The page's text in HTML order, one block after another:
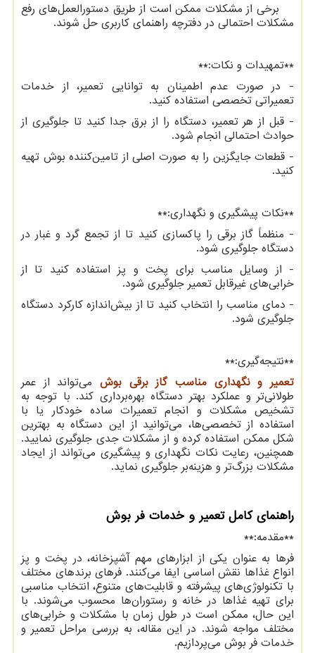
برخی از مشکلات ممکن است از طریق دستورالعمل‌های رفع
مشکلات احتمالی در دفترچه راهنمای کاربری حل شوند.
**تمهیدات و نکات:**
- در صورت عدم اطمینان به توانایی تعمیر، از خدمات
تعمیراتی تخصصی استفاده کنید.
- قبل از هر تعمیر، دستگاه را از برق جدا کنید تا جلوگیری از
حوادث احتمالی انجام شود.
- قطعات جایگزین را به صورت اصلی از تامین‌کننده بوش تهیه
کنید.
**نکات پیشگیری و نگهداری:**
- منظماً گاز برقی را پاکسازی کنید تا از تجمع گرد و غبار در
دستگاه جلوگیری شود.
- از وسایل مناسب برای پخت و پز استفاده کنید تا از
خرابی‌های غیرقابل تعمیر جلوگیری شود.
- دمای مناسب را انتخاب کنید تا از بیش‌اندازه کارکرد دستگاه
جلوگیری شود.
**نتیجه‌گیری:**
تعمیر و نگهداری مناسب گاز برقی بوش می‌تواند از عمر
طولانی‌تر و عملکرد بهتر دستگاه بهره‌برداری کند. با توجه به
تشخیص مشکلات و انجام تعمیرات ساده خودکار یا با
استفاده از تخصصی‌ها، می‌توانید از این دستگاه به بهترین
شکل ممکن استفاده کرده و از مشکلات جدی جلوگیری نمایید.
همچنین، رعایت نکات نگهداری و پیشگیری می‌تواند از ایجاد
مشکلات بزرگ‌تر و هزینه‌بر جلوگیری نماید.
راهنمای کامل تعمیر و خدمات فر بوش
**مقدمه:**
فرها به عنوان یکی از ابزارهای مهم آشپزخانه، در پخت و پز
انواع غذاها نقش اساسی ایفا می‌کنند. فرهای برندهای مختلف
با تکنولوژی‌های پیشرفته و قابلیت‌های متنوع، انتخاب مناسبی
برای تهیه غذاها در خانه و رستوران‌ها محسوب می‌شوند. با
این حال، ممکن است در طول زمان با مشکلات و خرابی‌های
مختلف مواجه شوند. در این مقاله، به بررسی مراحل تعمیر و
خدمات فر بوش می‌پردازیم.